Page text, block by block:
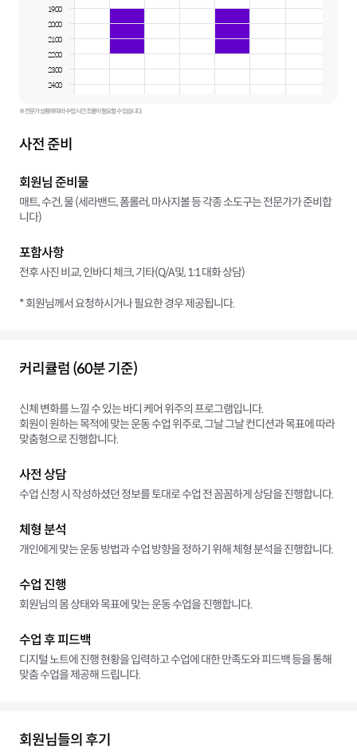
19:00
20:00
21:00
22:00
23:00
24:00
※ 전문가 상황에 따라 수업 시간 조율이 필요할 수 있습니다.
사전 준비
회원님 준비물
매트, 수건, 물 (세라밴드, 폼롤러, 마사지볼 등 각종 소도구는 전문가가 준비합
니다)
포함사항
전후 사진 비교, 인바디 체크, 기타(Q/A및, 1:1 대화 상담)
* 회원님께서 요청하시거나 필요한 경우 제공됩니다.
커리큘럼 (60분 기준)
신체 변화를 느낄 수 있는 바디 케어 위주의 프로그램입니다.
회원이 원하는 목적에 맞는 운동 수업 위주로, 그날 그날 컨디션과 목표에 따라
맞춤형으로 진행합니다.
사전 상담
수업 신청 시 작성하셨던 정보를 토대로 수업 전 꼼꼼하게 상담을 진행합니다.
체형 분석
개인에게 맞는 운동 방법과 수업 방향을 정하기 위해 체형 분석을 진행합니다.
수업 진행
회원님의 몸 상태와 목표에 맞는 운동 수업을 진행합니다.
수업 후 피드백
디지털 노트에 진행 현황을 입력하고 수업에 대한 만족도와 피드백 등을 통해
맞춤 수업을 제공해 드립니다.
회원님들의 후기